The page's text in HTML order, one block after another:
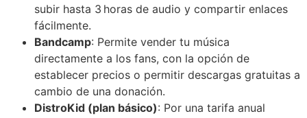
subir hasta 3 horas de audio y compartir enlaces
fácilmente.
Bandcamp: Permite vender tu música
directamente a los fans, con la opción de
establecer precios o permitir descargas gratuitas a
cambio de una donación.
DistroKid (plan básico): Por una tarifa anual